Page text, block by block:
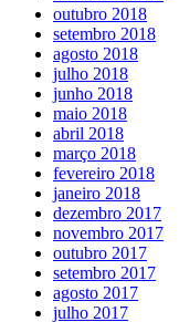
outubro 2018
setembro 2018
agosto 2018
julho 2018
junho 2018
maio 2018
abril 2018
março 2018
fevereiro 2018
janeiro 2018
dezembro 2017
novembro 2017
outubro 2017
setembro 2017
agosto 2017
julho 2017